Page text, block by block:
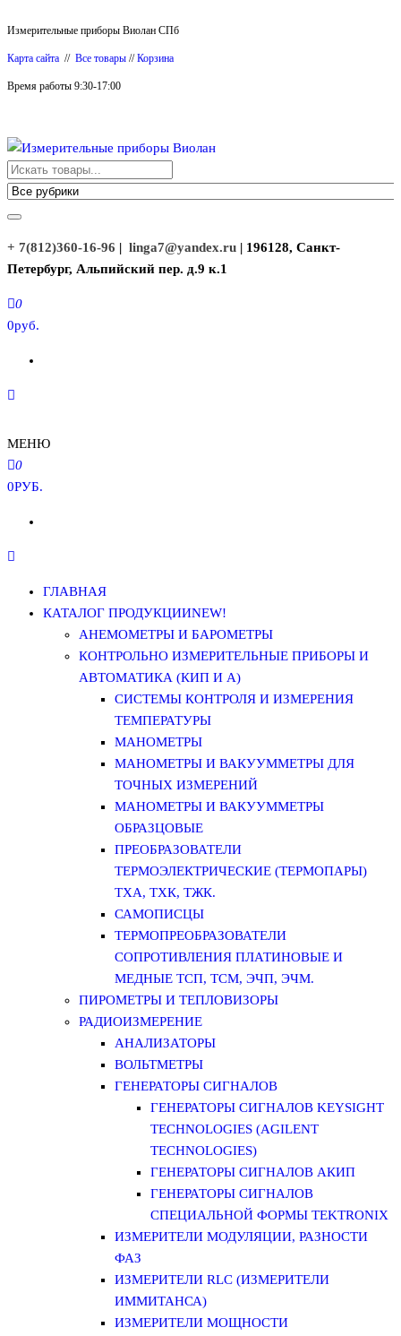
к
содержимому
Измерительные приборы Виолан СПб
Карта сайта // Все товары //Корзина
Время работы 9:30-17:00
Измерительные приборы Виолан
+ 7(812)360-16-96 | linga7@yandex.ru | 196128, Санкт-
Петербург, Альпийский пер. д.9 к.1
0
0руб.
МЕНЮ
0
0РУБ.
ГЛАВНАЯ
КАТАЛОГ ПРОДУКЦИИNEW!
АНЕМОМЕТРЫ И БАРОМЕТРЫ
КОНТРОЛЬНО ИЗМЕРИТЕЛЬНЫЕ ПРИБОРЫ И
АВТОМАТИКА (КИП И А)
СИСТЕМЫ КОНТРОЛЯ И ИЗМЕРЕНИЯ
ТЕМПЕРАТУРЫ
МАНОМЕТРЫ
МАНОМЕТРЫ И ВАКУУММЕТРЫ ДЛЯ
ТОЧНЫХ ИЗМЕРЕНИЙ
МАНОМЕТРЫ И ВАКУУММЕТРЫ
ОБРАЗЦОВЫЕ
ПРЕОБРАЗОВАТЕЛИ
ТЕРМОЭЛЕКТРИЧЕСКИЕ (ТЕРМОПАРЫ)
ТХА, ТХК, ТЖК.
САМОПИСЦЫ
ТЕРМОПРЕОБРАЗОВАТЕЛИ
СОПРОТИВЛЕНИЯ ПЛАТИНОВЫЕ И
МЕДНЫЕ ТСП, ТСМ, ЭЧП, ЭЧМ.
ПИРОМЕТРЫ И ТЕПЛОВИЗОРЫ
РАДИОИЗМЕРЕНИЕ
АНАЛИЗАТОРЫ
ВОЛЬТМЕТРЫ
ГЕНЕРАТОРЫ СИГНАЛОВ
ГЕНЕРАТОРЫ СИГНАЛОВ KEYSIGHT
TECHNOLOGIES (AGILENT
TECHNOLOGIES)
ГЕНЕРАТОРЫ СИГНАЛОВ АКИП
ГЕНЕРАТОРЫ СИГНАЛОВ
СПЕЦИАЛЬНОЙ ФОРМЫ TEKTRONIX
ИЗМЕРИТЕЛИ МОДУЛЯЦИИ, РАЗНОСТИ
ФАЗ
ИЗМЕРИТЕЛИ RLC (ИЗМЕРИТЕЛИ
ИММИТАНСА)
ИЗМЕРИТЕЛИ МОЩНОСТИ